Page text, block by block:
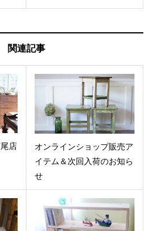
関連記事
店
オンラインショップ販売ア
イテム＆次回入荷のお知ら
せ